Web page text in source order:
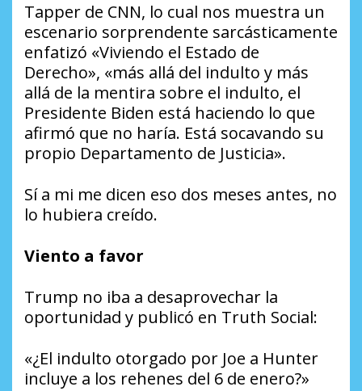
Tapper de CNN, lo cual nos muestra un
escenario sorprendente sarcásticamente
enfatizó «Viviendo el Estado de
Derecho», «más allá del indulto y más
allá de la mentira sobre el indulto, el
Presidente Biden está haciendo lo que
afirmó que no haría. Está socavando su
propio Departamento de Justicia».
Sí a mi me dicen eso dos meses antes, no
lo hubiera creído.
Viento a favor
Trump no iba a desaprovechar la
oportunidad y publicó en Truth Social:
«¿El indulto otorgado por Joe a Hunter
incluye a los rehenes del 6 de enero?»